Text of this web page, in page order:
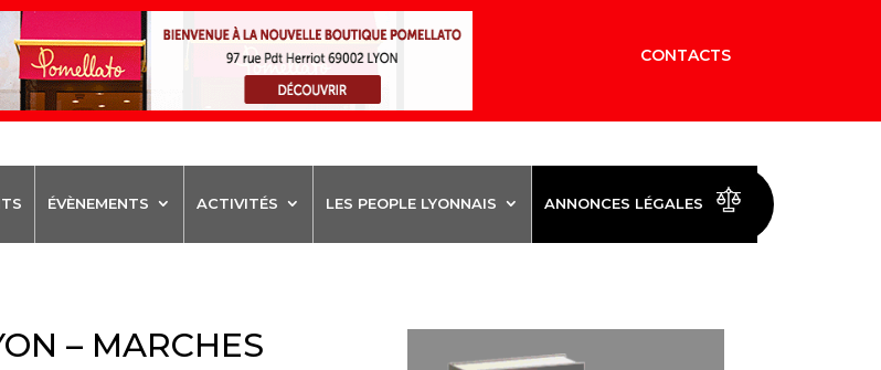
CONTACTS
ÉVÈNEMENTS ACTIVITÉS LES PEOPLE LYONNAIS ANNONCES LÉGALES
– MARCHES